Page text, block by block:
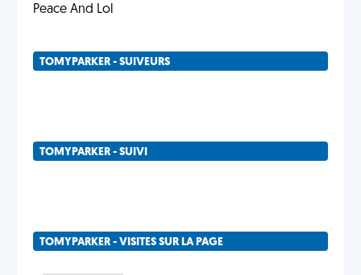
Peace And Lol
TOMYPARKER - SUIVEURS
TOMYPARKER - SUIVI
TOMYPARKER - VISITES SUR LA PAGE